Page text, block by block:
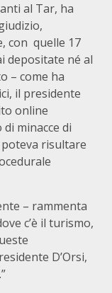
al Tar, ha
con quelle 17
depositate né al
– come ha
il presidente
online
minacce di
risultare
– rammenta
c’è il turismo,
D’Orsi,